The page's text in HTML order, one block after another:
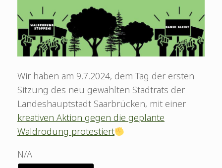
Wir haben am 9.7.2024, dem Tag der ersten
Sitzung des neu gewählten Stadtrats der
Landeshauptstadt Saarbrücken, mit einer
kreativen Aktion gegen die geplante
Waldrodung protestiert
N/A